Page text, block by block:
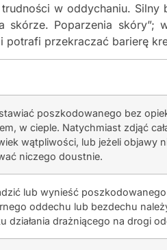
w oddychaniu.
skórze. Poparzenia
przekraczać barierę
poszkodowanego bez
w cieple. Natychmiast zdjąć
wątpliwości, lub jeżeli objawy
niczego doustnie.
lub wynieść
oddechu lub bezdechu
działania drażniącego na drogi